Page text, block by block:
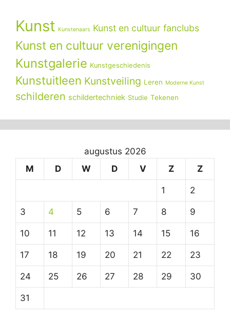
Kunst Kunstenaars Kunst en cultuur fanclubs
Kunst en cultuur verenigingen
Kunstgalerie Kunstgeschiedenis
Kunstuitleen Kunstveiling Leren Moderne Kunst
schilderen schildertechniek Studie Tekenen
augustus 2026
M
D W D V Z Z
1 2
3 4 5 6 7 8 9
10 11 12 13 14 15 16
17 18 19 20 21 22 23
24 25 26 27 28 29 30
31